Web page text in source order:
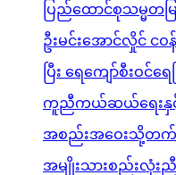
ပြည်ထောင်စုသမ္မတမ
ဦးမင်းအောင်လှိုင် ငဝ
ပြီး ရေကျော်စီးဝင်
ကူညီကယ်ဆယ်ရေးနှင့်
အစည်းအဝေးသို့တက်
အမျိုးသားစည်းလုံးညီ